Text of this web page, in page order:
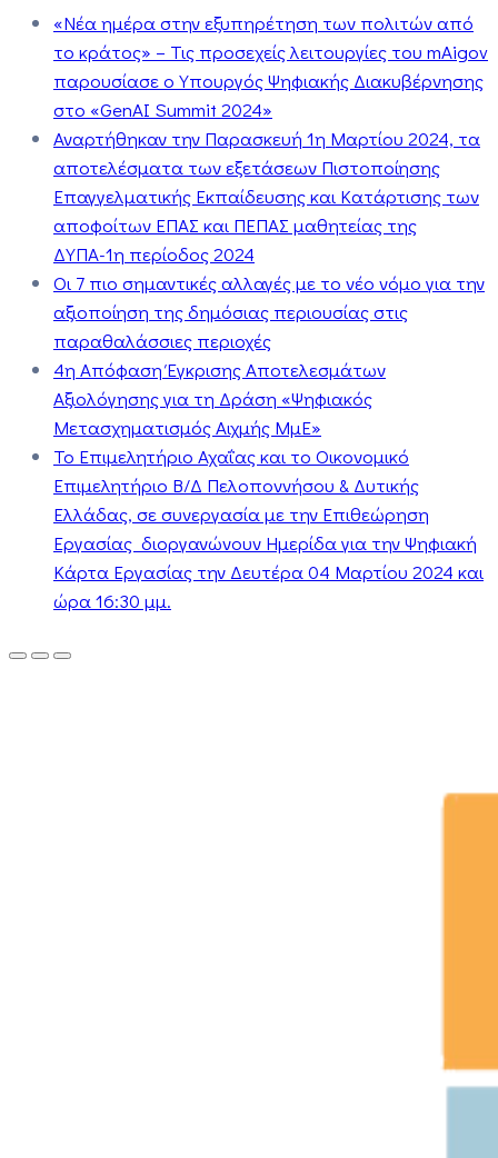
«Νέα ημέρα στην εξυπηρέτηση των πολιτών από
το κράτος» – Τις προσεχείς λειτουργίες του mAigov
παρουσίασε ο Υπουργός Ψηφιακής Διακυβέρνησης
στο «GenAI Summit 2024»
Αναρτήθηκαν την Παρασκευή 1η Μαρτίου 2024, τα
αποτελέσματα των εξετάσεων Πιστοποίησης
Επαγγελματικής Εκπαίδευσης και Κατάρτισης των
αποφοίτων ΕΠΑΣ και ΠΕΠΑΣ μαθητείας της
ΔΥΠΑ-1η περίοδος 2024
Οι 7 πιο σημαντικές αλλαγές με το νέο νόμο για την
αξιοποίηση της δημόσιας περιουσίας στις
παραθαλάσσιες περιοχές
4η Απόφαση Έγκρισης Αποτελεσμάτων
Αξιολόγησης για τη Δράση «Ψηφιακός
Μετασχηματισμός Αιχμής ΜμΕ»
Το Επιμελητήριο Αχαΐας και το Οικονομικό
Επιμελητήριο Β/Δ Πελοποννήσου & Δυτικής
Ελλάδας, σε συνεργασία με την Επιθεώρηση
Εργασίας διοργανώνουν Ημερίδα για την Ψηφιακή
Κάρτα Εργασίας την Δευτέρα 04 Μαρτίου 2024 και
ώρα 16:30 μμ.